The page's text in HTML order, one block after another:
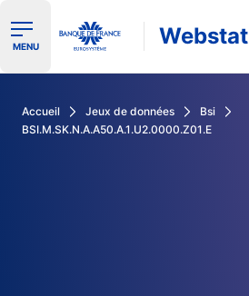
Ouvrir le menu de navigation
MENU Webstat
Accueil Jeux de données
Bsi
BSI.M.SK.N.A.A50.A.1.U2.0000.Z01.E